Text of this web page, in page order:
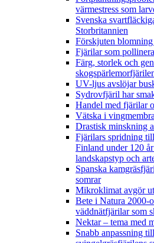
värmestress som
Svenska
Storbritannien
Förskjuten
Fjärilar som
Färg, storlek och
UV-ljus avslöjar
Sydrovfjäril har
Handel med fjärilar
Vätska i
Drastisk minskning
Fjärilars spridning
Finland under 120 år
landskapstyp och
Spanska
somrar
Mikroklimat avgör
Bete i Natura 2000-
väddnätfjärilar som
Nektar – tema med
Snabb anpassning